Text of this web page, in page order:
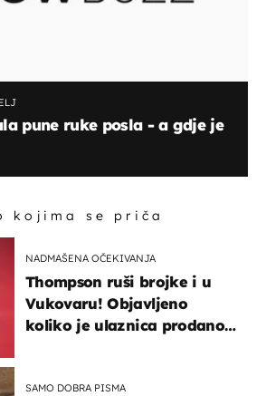
pune ruke posla - a gdje je
kojima se priča
NADMAŠENA OČEKIVANJA
Thompson ruši brojke i u
Vukovaru! Objavljeno
koliko je ulaznica prodano
SAMO DOBRA PISMA